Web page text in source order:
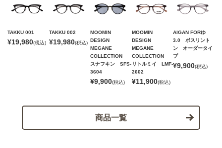
TAKKU 001
¥19,980(税込)
TAKKU 002
¥19,980(税込)
MOOMIN
DESIGN
MEGANE
COLLECTION
スナフキン SFS-
3604
¥9,900(税込)
MOOMIN
DESIGN
MEGANE
COLLECTION
リトルミイ LMF-
2602
¥11,900(税込)
AIGAN FORゆ
3.0 ボスリント
ン オーダータイ
プ
¥9,900(税込)
商品一覧